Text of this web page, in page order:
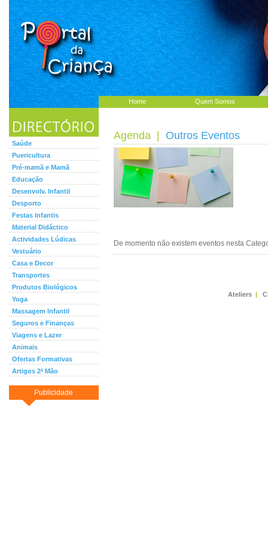
Home Quem Somos
Saúde
Puericultura
Pré-mamã e Mamã
Educação
Desenvolv. Infantil
Desporto
Festas Infantis
Material Didáctico
Actividades Lúdicas
Vestuário
Casa e Decor
Transportes
Produtos Biológicos
Yoga
Massagem Infantil
Seguros e Finanças
Viagens e Lazer
Animais
Ofertas Formativas
Artigos 2ª Mão
Publicidade
Agenda Outros Eventos
De momento não existem eventos nesta
Ateliers |